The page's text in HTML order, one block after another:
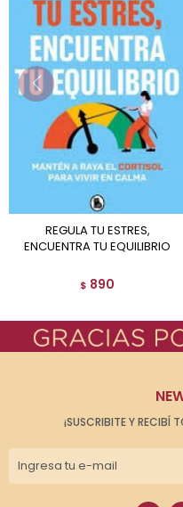
REGULA TU ESTRES,
ENCUENTRA TU EQUILIBRIO
$ 890
¡SUSCRIBITE Y RECIBÍ